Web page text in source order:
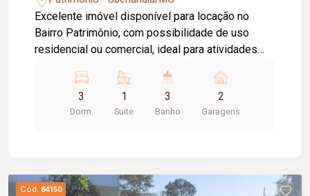
Excelente imóvel disponível para locação no
Bairro Patrimônio, com possibilidade de uso
residencial ou comercial, ideal para atividades
Habite-se específico. O imóvel conta com 03
quartos, sendo 02 com armários planejados e 01
suíte com box em blindex e ar-condicionado.
serviço com banheiro de apoio, além de um
3
Dorm.
1
Suite
3
Banho
2
Garagens
Cód. 84150